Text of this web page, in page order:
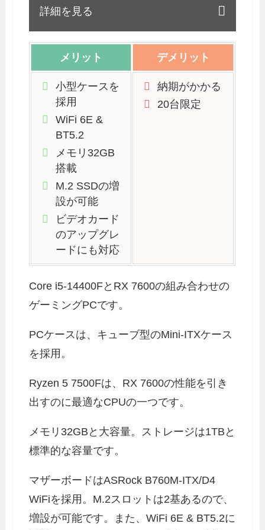
詳細を見る
メリット デメリット
小型ケースを
採用
WiFi 6E &
BT5.2
メモリ32GB
搭載
M.2 SSDの増
設が可能
ビデオカード
のアップグレ
ードにも対応
納期がかかる
20台限定
Core i5-14400FとRX 7600の組み合わせの
ゲーミングPCです。
PCケースは、キューブ型のMini-ITXケース
を採用。
Ryzen 5 7500Fは、RX 7600の性能を引き
出すのに最適なCPUの一つです。
メモリ32GBと大容量。ストレージは1TBと
標準的な容量です。
マザーボードはASRock B760M-ITX/D4
WiFiを採用。M.2スロットは2基あるので、
増設が可能です。また、WiFi 6E & BT5.2に